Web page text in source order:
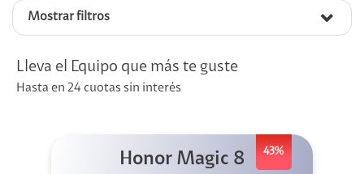
Mostrar filtros
Lleva el Equipo que más te guste
Hasta en 24 cuotas sin interés
43%
Honor Magic 8